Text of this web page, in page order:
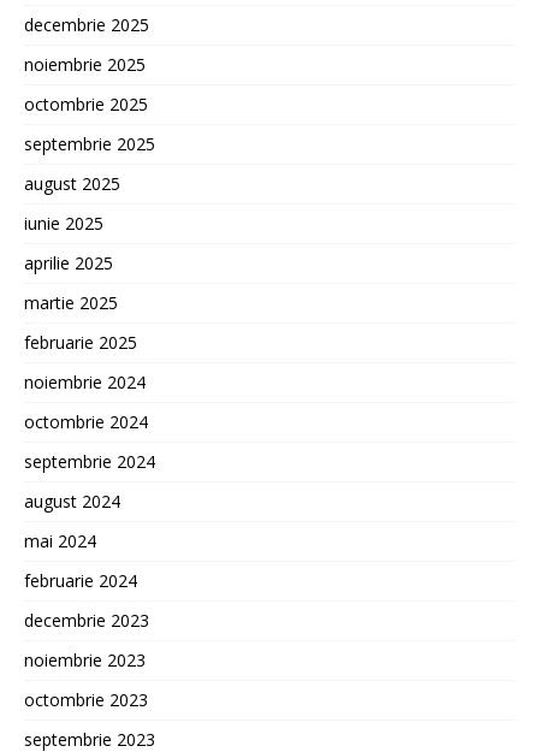
decembrie 2025
noiembrie 2025
octombrie 2025
septembrie 2025
august 2025
iunie 2025
aprilie 2025
martie 2025
februarie 2025
noiembrie 2024
octombrie 2024
septembrie 2024
august 2024
mai 2024
februarie 2024
decembrie 2023
noiembrie 2023
octombrie 2023
septembrie 2023